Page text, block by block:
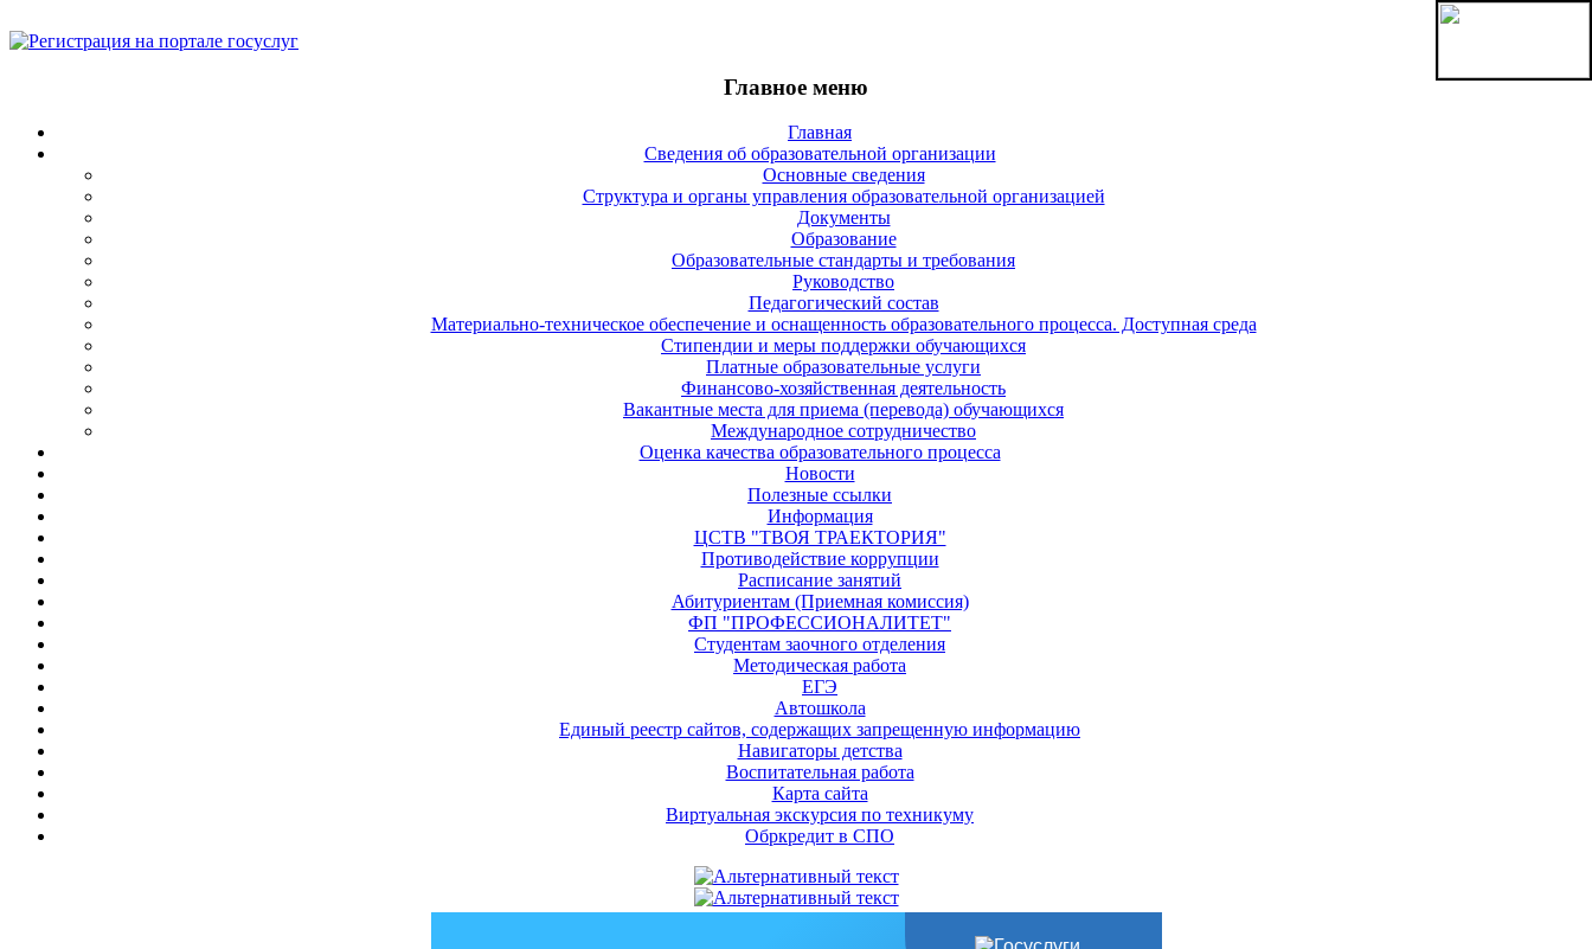
Главное меню
Главная
Сведения об образовательной организации
Основные сведения
Структура и органы управления образовательной организацией
Документы
Образование
Образовательные стандарты и требования
Руководство
Педагогический состав
Материально-техническое обеспечение и оснащенность образовательного процесса. Доступная среда
Стипендии и меры поддержки обучающихся
Платные образовательные услуги
Финансово-хозяйственная деятельность
Вакантные места для приема (перевода) обучающихся
Международное сотрудничество
Оценка качества образовательного процесса
Новости
Полезные ссылки
Информация
ЦСТВ "ТВОЯ ТРАЕКТОРИЯ"
Противодействие коррупции
Расписание занятий
Абитуриентам (Приемная комиссия)
ФП "ПРОФЕССИОНАЛИТЕТ"
Студентам заочного отделения
Методическая работа
ЕГЭ
Автошкола
Единый реестр сайтов, содержащих запрещенную информацию
Навигаторы детства
Воспитательная работа
Карта сайта
Виртуальная экскурсия по техникуму
Обркредит в СПО